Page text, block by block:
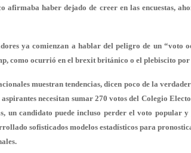
afirmaba haber dejado de creer en las encuestas,
ya comienzan a hablar del peligro de un “voto
como ocurrió en el brexit británico o el plebiscito
muestran tendencias, dicen poco de la
necesitan sumar 270 votos del Colegio
un candidato puede incluso perder el voto popular
sofisticados modelos estadísticos para